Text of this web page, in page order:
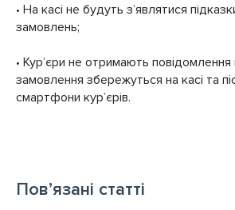
• На касі не будуть з’являтися
замовлень;
• Кур’єри не отримають
замовлення збережуться на касі та
смартфони кур’єрів.
Пов’язані статті